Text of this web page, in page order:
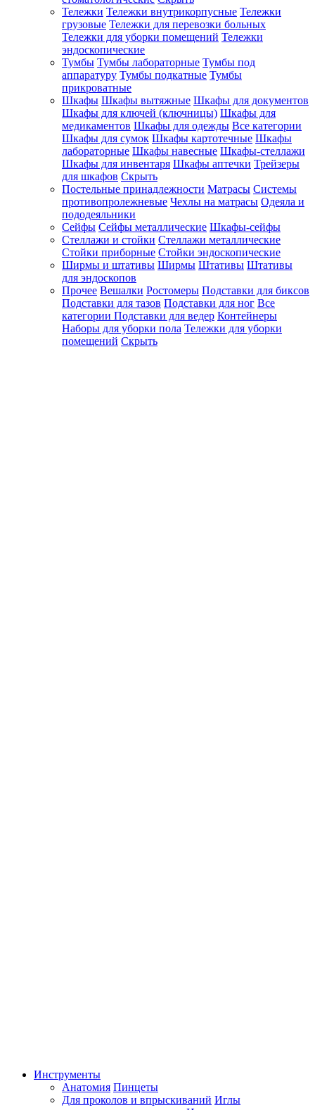
Тележки Тележки внутрикорпусные Тележки
грузовые Тележки для перевозки больных
Тележки для уборки помещений Тележки
эндоскопические
Тумбы Тумбы лабораторные Тумбы под
аппаратуру Тумбы подкатные Тумбы
прикроватные
Шкафы Шкафы вытяжные Шкафы для документов
Шкафы для ключей (ключницы) Шкафы для
медикаментов Шкафы для одежды Все категории
Шкафы для сумок Шкафы картотечные Шкафы
лабораторные Шкафы навесные Шкафы-стеллажи
Шкафы для инвентаря Шкафы аптечки Трейзеры
для шкафов Скрыть
Постельные принадлежности Матрасы Системы
противопролежневые Чехлы на матрасы Одеяла и
пододеяльники
Сейфы Сейфы металлические Шкафы-сейфы
Стеллажи и стойки Стеллажи металлические
Стойки приборные Стойки эндоскопические
Ширмы и штативы Ширмы Штативы Штативы
для эндоскопов
Прочее Вешалки Ростомеры Подставки для биксов
Подставки для тазов Подставки для ног Все
категории Подставки для ведер Контейнеры
Наборы для уборки пола Тележки для уборки
помещений Скрыть
Инструменты
Анатомия Пинцеты
Для проколов и впрыскиваний Иглы